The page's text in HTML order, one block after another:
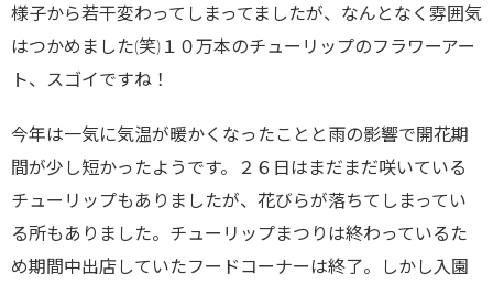
様子から若干変わってしまってましたが、なんとなく雰囲気
はつかめました(笑)１０万本のチューリップのフラワーアー
ト、スゴイですね！
今年は一気に気温が暖かくなったことと雨の影響で開花期
間が少し短かったようです。２６日はまだまだ咲いている
チューリップもありましたが、花びらが落ちてしまってい
る所もありました。チューリップまつりは終わっているた
め期間中出店していたフードコーナーは終了。しかし入園